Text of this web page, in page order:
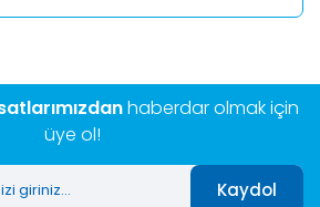
haberdar olmak için
üye ol!
Kaydol